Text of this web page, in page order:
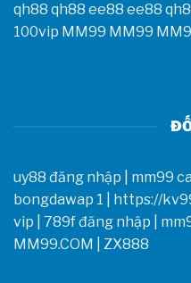
qh88 qh88 ee88 ee88
100vip MM99 MM99
uy88 đăng nhập mm99
bongdawap 1
https://
vip
789f đăng nhập
MM99.COM
ZX888